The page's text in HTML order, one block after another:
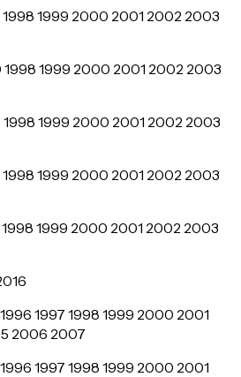
1998 1999 2000 2001 2002 2003
1998 1999 2000 2001 2002 2003
1998 1999 2000 2001 2002 2003
1998 1999 2000 2001 2002 2003
1998 1999 2000 2001 2002 2003
1997 1998 1999 2000 2001
2006 2007
1997 1998 1999 2000 2001